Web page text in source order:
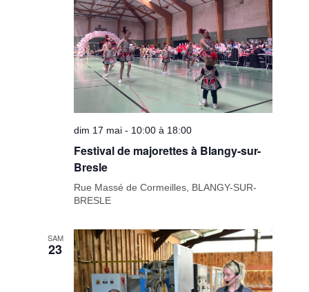
dim 17 mai - 10:00 à 18:00
Festival de majorettes à Blangy-sur-
Bresle
Rue Massé de Cormeilles, BLANGY-SUR-
BRESLE
SAM
23